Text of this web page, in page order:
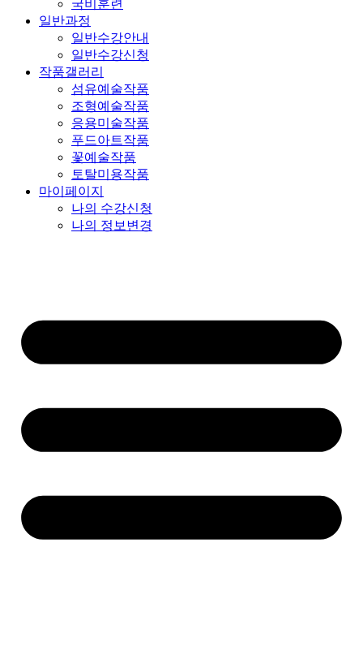
국비훈련
일반과정
일반수강안내
일반수강신청
작품갤러리
섬유예술작품
조형예술작품
응용미술작품
푸드아트작품
꽃예술작품
토탈미용작품
마이페이지
나의 수강신청
나의 정보변경